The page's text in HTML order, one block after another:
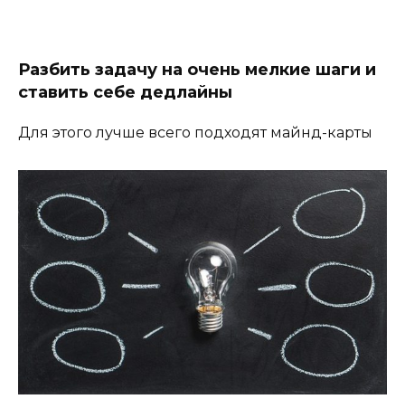
Разбить задачу на очень мелкие шаги и
ставить себе дедлайны
Для этого лучше всего подходят майнд-карты